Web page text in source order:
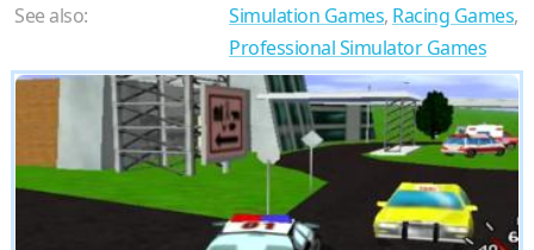
See also:
Simulation Games, Racing Games,
Professional Simulator Games